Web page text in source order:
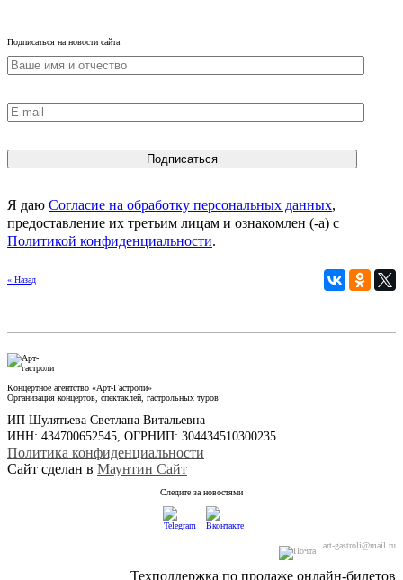
Подписаться на новости сайта
Я даю Согласие на обработку персональных данных,
предоставление их третьим лицам и ознакомлен (-а) c
Политикой конфиденциальности.
« Назад
Концертное агентство «Арт-Гастроли»
Организация концертов, спектаклей, гастрольных туров
ИП Шулятьева Светлана Витальевна
ИНН: 434700652545, ОГРНИП: 304434510300235
Политика конфиденциальности
Сайт сделан в Маунтин Сайт
Следите за новостями
art-gastroli@mail.ru
Техподдержка по продаже онлайн-билетов